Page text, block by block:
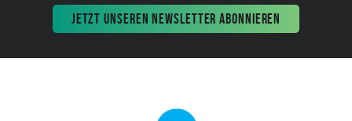
JETZT UNSEREN NEWSLETTER ABONNIEREN